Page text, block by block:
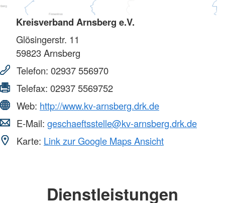
Kreisverband Arnsberg e.V.
Glösingerstr. 11
59823Arnsberg
Telefon: 02937 556970
Telefax: 02937 5569752
Web: http://www.kv-arnsberg.drk.de
E-Mail: geschaeftsstelle@kv-arnsberg.drk.de
Karte: Link zur Google Maps Ansicht
Dienstleistungen